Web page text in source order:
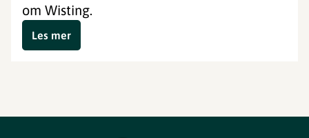
om Wisting.
Les mer